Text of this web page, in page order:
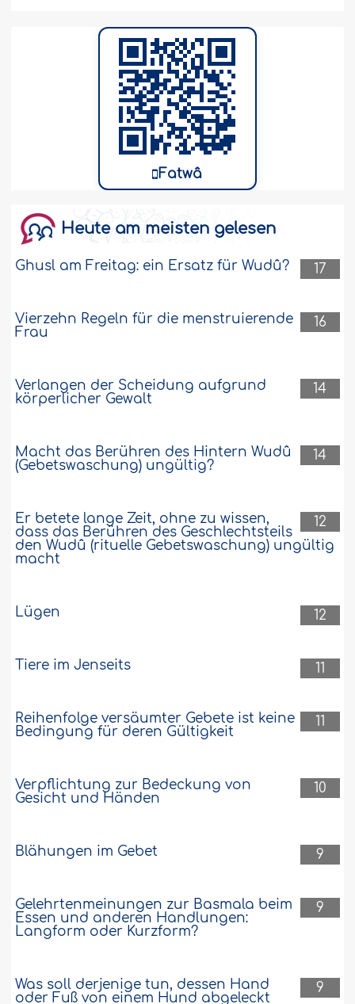
Fatwâ
Heute am meisten gelesen
17
Ghusl am Freitag: ein Ersatz für Wudû?
16
Vierzehn Regeln für die menstruierende
Frau
14
Verlangen der Scheidung aufgrund
körperlicher Gewalt
14
Macht das Berühren des Hintern Wudû
(Gebetswaschung) ungültig?
12
Er betete lange Zeit, ohne zu wissen,
dass das Berühren des Geschlechtsteils
den Wudû (rituelle Gebetswaschung) ungültig
macht
12
Lügen
11
Tiere im Jenseits
11
Reihenfolge versäumter Gebete ist keine
Bedingung für deren Gültigkeit
10
Verpflichtung zur Bedeckung von
Gesicht und Händen
9
Blähungen im Gebet
9
Gelehrtenmeinungen zur Basmala beim
Essen und anderen Handlungen:
Langform oder Kurzform?
9
Was soll derjenige tun, dessen Hand
oder Fuß von einem Hund abgeleckt